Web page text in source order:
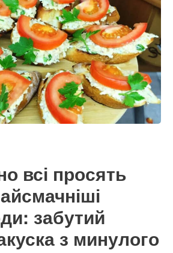
всі просять
забутий
з минулого